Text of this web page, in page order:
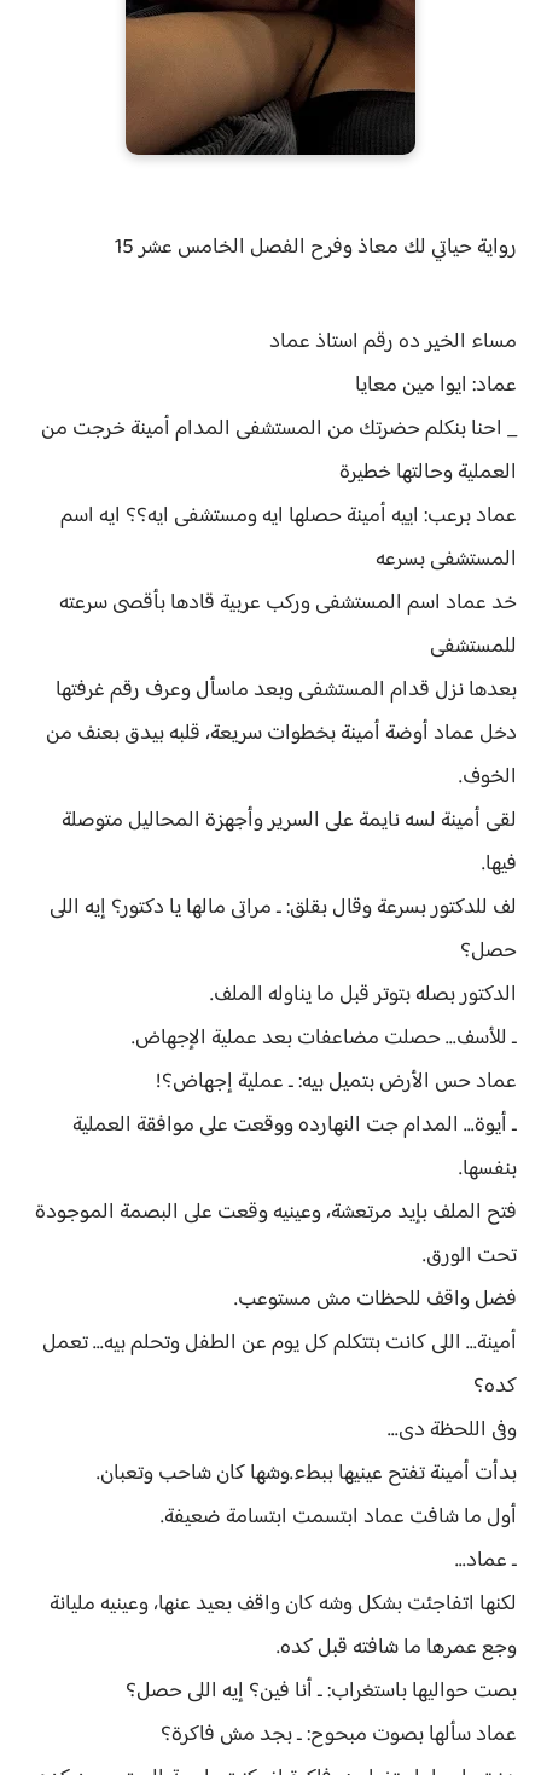
روايةحياتي لك معاذ وفرح الفصل الخامس عشر 15
مساء الخير ده رقم استاذ عماد
عماد: ايوا مين معايا
_ احنا بنكلم حضرتك من المستشفى المدام أمينة خرجت من
العملية وحالتها خطيرة
عماد برعب: اييه أمينة حصلها ايه ومستشفى ايه؟؟ ايه اسم
المستشفى بسرعه
خد عماد اسم المستشفى وركب عربية قادها بأقصى سرعته
للمستشفى
بعدها نزل قدام المستشفى وبعد ماسأل وعرف رقم غرفتها
دخل عماد أوضة أمينة بخطوات سريعة، قلبه بيدق بعنف من
الخوف.
لقى أمينة لسه نايمة على السرير وأجهزة المحاليل متوصلة
فيها.
لف للدكتور بسرعة وقال بقلق: ـ مراتى مالها يا دكتور؟ إيه اللى
حصل؟
الدكتور بصله بتوتر قبل ما يناوله الملف.
ـ للأسف... حصلت مضاعفات بعد عملية الإجهاض.
عماد حس الأرض بتميل بيه: ـ عملية إجهاض؟!
ـ أيوة... المدام جت النهارده ووقعت على موافقة العملية
بنفسها.
فتح الملف بإيد مرتعشة، وعينيه وقعت على البصمة الموجودة
تحت الورق.
فضل واقف للحظات مش مستوعب.
أمينة... اللى كانت بتتكلم كل يوم عن الطفل وتحلم بيه... تعمل
كده؟
وفى اللحظة دى...
بدأت أمينة تفتح عينيها ببطء.وشها كان شاحب وتعبان.
أول ما شافت عماد ابتسمت ابتسامة ضعيفة.
ـ عماد...
لكنها اتفاجئت بشكل وشه كان واقف بعيد عنها، وعينيه مليانة
وجع عمرها ما شافته قبل كده.
بصت حواليها باستغراب: ـ أنا فين؟ إيه اللى حصل؟
عماد سألها بصوت مبحوح: ـ بجد مش فاكرة؟